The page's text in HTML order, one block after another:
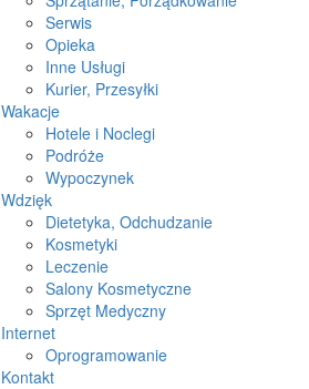
Serwis
Opieka
Inne Usługi
Kurier, Przesyłki
Wakacje
Hotele i Noclegi
Podróże
Wypoczynek
Wdzięk
Dietetyka, Odchudzanie
Kosmetyki
Leczenie
Salony Kosmetyczne
Sprzęt Medyczny
Internet
Oprogramowanie
Kontakt